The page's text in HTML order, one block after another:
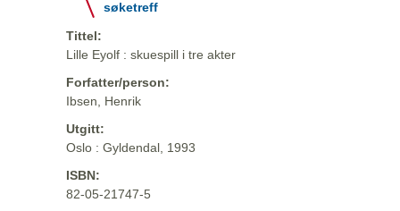
søketreff
Tittel:
Lille Eyolf : skuespill i tre akter
Forfatter/person:
Ibsen, Henrik
Utgitt:
Oslo : Gyldendal, 1993
ISBN:
82-05-21747-5